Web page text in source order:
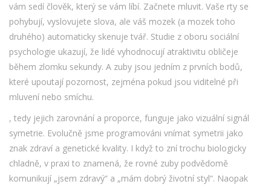
vám sedí člověk, který se vám líbí. Začnete mluvit. Vaše rty se
pohybují, vyslovujete slova, ale váš mozek (a mozek toho
druhého) automaticky skenuje tvář. Studie z oboru sociální
psychologie ukazují, že lidé vyhodnocují atraktivitu obličeje
během zlomku sekundy. A zuby jsou jedním z prvních bodů,
které upoutají pozornost, zejména pokud jsou viditelné při
mluvení nebo smíchu.
, tedy jejich zarovnání a proporce, funguje jako vizuální signál
symetrie. Evolučně jsme programováni vnímat symetrii jako
znak zdraví a genetické kvality. I když to zní trochu biologicky
chladně, v praxi to znamená, že rovné zuby podvědomě
komunikují „jsem zdravý“ a „mám dobrý životní styl“. Naopak